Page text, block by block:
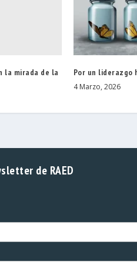
la mirada de la
Por un liderazgo
4 Marzo, 2026
de RAED